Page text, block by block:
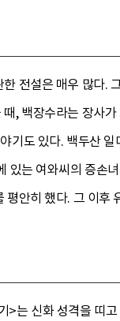
한 전설은 매우 많다.
때, 백장수라는 장사
기도 있다. 백두산
있는 여와씨의 증손
평안히 했다. 그 이후
>는 신화 성격을 띠